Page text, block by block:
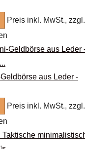
Preis inkl. MwSt., zzgl.
aus Leder -
Preis inkl. MwSt., zzgl.